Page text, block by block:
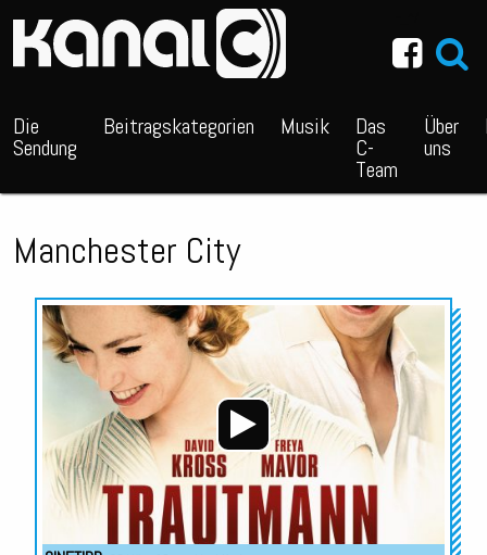
Die
Sendung
Beitragskategorien Musik Das
C-
Team
Über
uns
Manchester City
Audio-
Player